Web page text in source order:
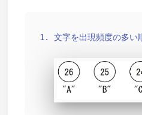
文字を出現頻度の多い